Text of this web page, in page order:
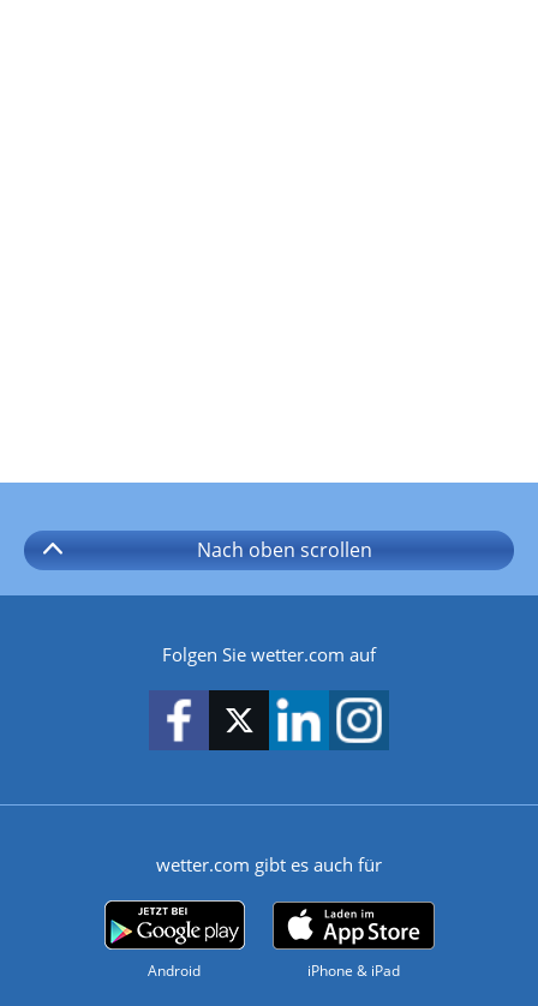
Nach oben scrollen
Folgen Sie wetter.com auf
wetter.com gibt es auch für
Android iPhone & iPad